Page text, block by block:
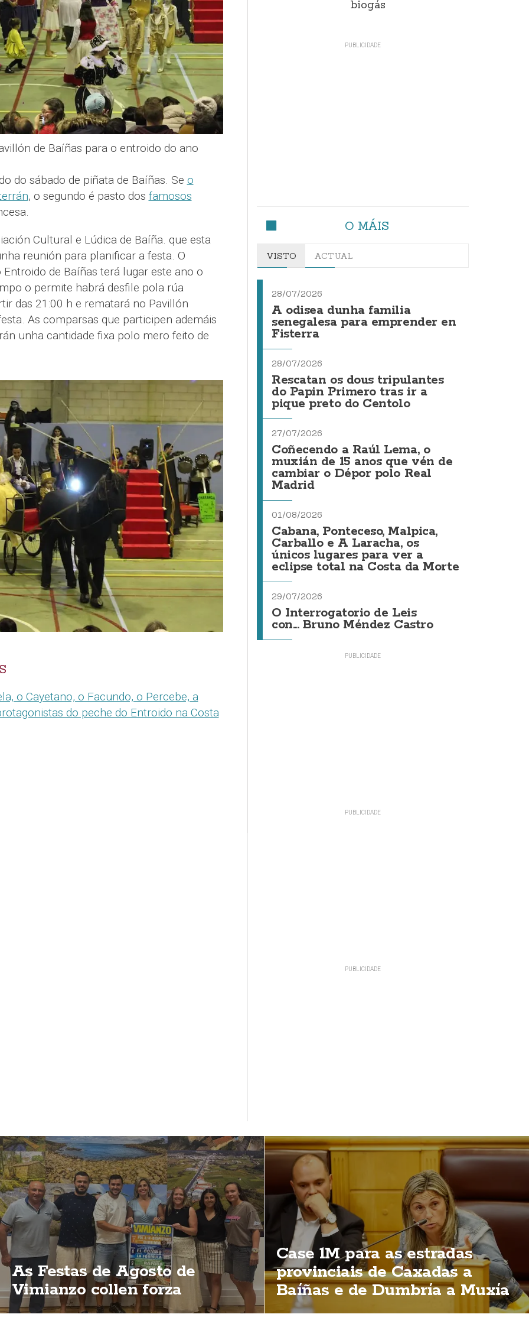
de Baíñas para o entroido do ano
do sábado de piñata de Baíñas. Se o
, o segundo é pasto dos famosos
Cultural e Lúdica de Baíña. que esta
reunión para planificar a festa. O
de Baíñas terá lugar este ano o
o permite habrá desfile pola rúa
das 21:00 h e rematará no Pavillón
As comparsas que participen ademáis
unha cantidade fixa polo mero feito de
o Cayetano, o Facundo, o Percebe, a
do peche do Entroido na Costa
biogás
O MÁIS
VISTO ACTUAL
28/07/2026
A odisea dunha familia
senegalesa para emprender en
Fisterra
28/07/2026
Rescatan os dous tripulantes
do Papin Primero tras ir a
pique preto do Centolo
27/07/2026
Coñecendo a Raúl Lema, o
muxián de 15 anos que vén de
cambiar o Dépor polo Real
Madrid
01/08/2026
Cabana, Ponteceso, Malpica,
Carballo e A Laracha, os
únicos lugares para ver a
eclipse total na Costa da Morte
29/07/2026
O Interrogatorio de Leis
con... Bruno Méndez Castro
As Festas de Agosto de
Vimianzo collen forza
Case 1M para as estradas
provinciais de Caxadas a
Baíñas e de Dumbría a Muxía